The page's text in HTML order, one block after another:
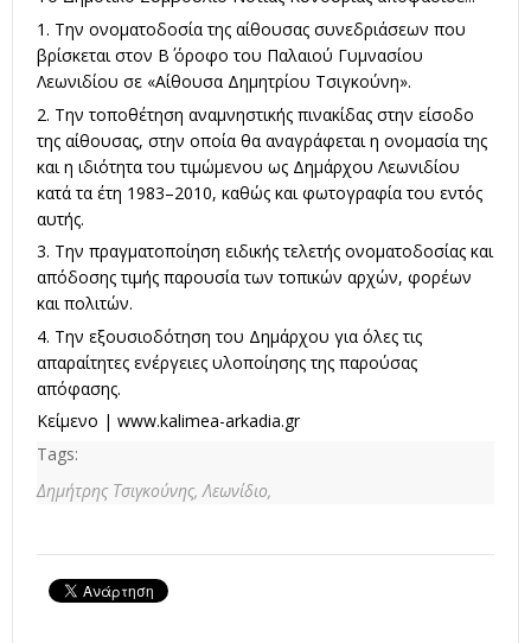
1. Την ονοματοδοσία της αίθουσας συνεδριάσεων που
βρίσκεται στον Β΄ όροφο του Παλαιού Γυμνασίου
Λεωνιδίου σε «Αίθουσα Δημητρίου Τσιγκούνη».
2. Την τοποθέτηση αναμνηστικής πινακίδας στην είσοδο
της αίθουσας, στην οποία θα αναγράφεται η ονομασία της
και η ιδιότητα του τιμώμενου ως Δημάρχου Λεωνιδίου
κατά τα έτη 1983–2010, καθώς και φωτογραφία του εντός
αυτής.
3. Την πραγματοποίηση ειδικής τελετής ονοματοδοσίας και
απόδοσης τιμής παρουσία των τοπικών αρχών, φορέων
και πολιτών.
4. Την εξουσιοδότηση του Δημάρχου για όλες τις
απαραίτητες ενέργειες υλοποίησης της παρούσας
απόφασης.
Κείμενο | www.kalimea-arkadia.gr
Tags:
Δημήτρης Τσιγκούνης,Λεωνίδιο,